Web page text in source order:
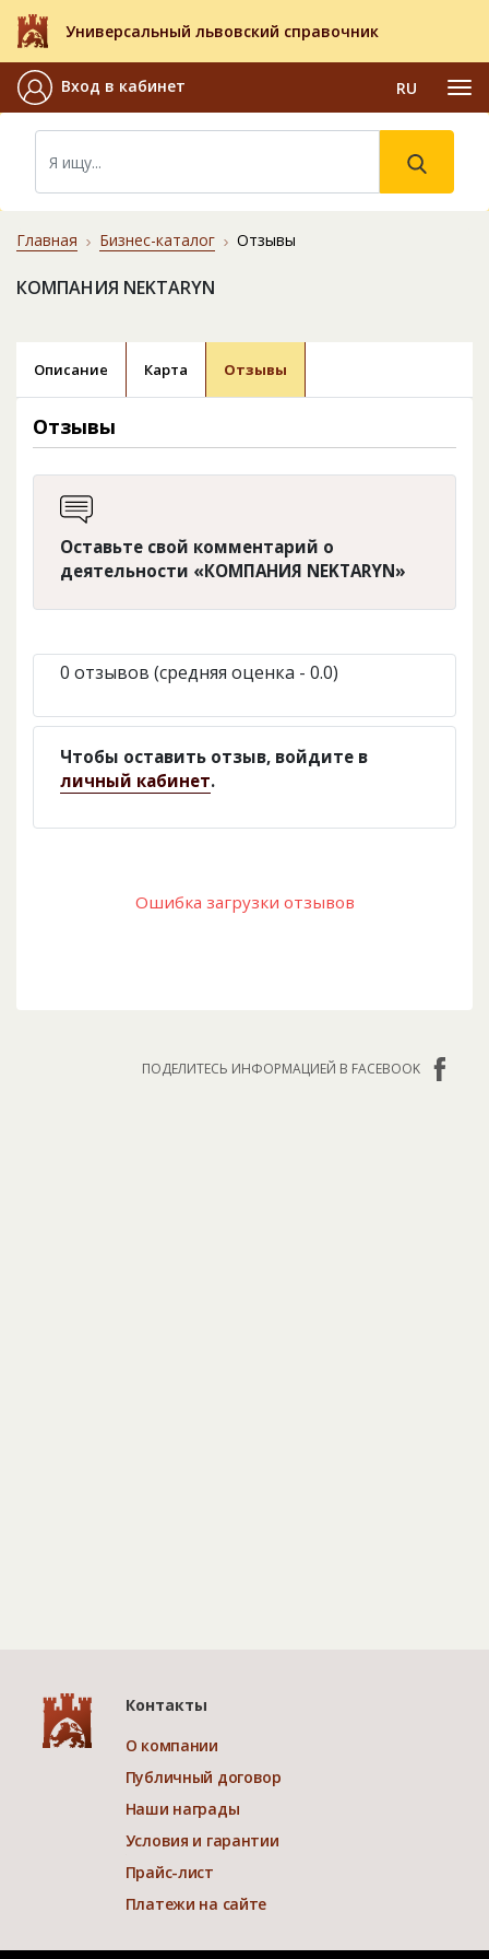
Универсальный львовский справочник
Вход в кабинет RU
Главная Бизнес-каталог Отзывы
КОМПАНИЯ NEKTARYN
Описание Карта Отзывы
Отзывы
Оставьте свой комментарий о
деятельности «КОМПАНИЯ NEKTARYN»
0 отзывов (средняя оценка - 0.0)
Чтобы оставить отзыв, войдите в
личный кабинет.
Ошибка загрузки отзывов
ПОДЕЛИТЕСЬ ИНФОРМАЦИЕЙ В FACEBOOK
Контакты
О компании
Публичный договор
Наши награды
Условия и гарантии
Прайс-лист
Платежи на сайте